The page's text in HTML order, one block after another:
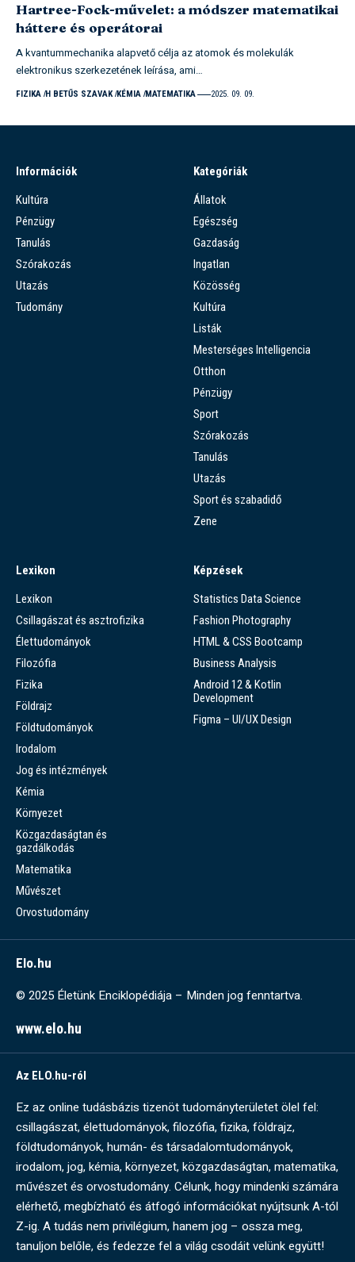
Hartree-Fock-művelet: a módszer matematikai
háttere és operátorai
A kvantummechanika alapvető célja az atomok és molekulák
elektronikus szerkezetének leírása, ami…
FIZIKA H BETŰS SZAVAK KÉMIA MATEMATIKA 2025. 09. 09.
Információk
Kultúra
Pénzügy
Tanulás
Szórakozás
Utazás
Tudomány
Kategóriák
Állatok
Egészség
Gazdaság
Ingatlan
Közösség
Kultúra
Listák
Mesterséges Intelligencia
Otthon
Pénzügy
Sport
Szórakozás
Tanulás
Utazás
Sport és szabadidő
Zene
Lexikon
Lexikon
Csillagászat és asztrofizika
Élettudományok
Filozófia
Fizika
Földrajz
Földtudományok
Irodalom
Jog és intézmények
Kémia
Környezet
Közgazdaságtan és
gazdálkodás
Matematika
Művészet
Orvostudomány
Képzések
Statistics Data Science
Fashion Photography
HTML & CSS Bootcamp
Business Analysis
Android 12 & Kotlin
Development
Figma – UI/UX Design
Elo.hu
© 2025 Életünk Enciklopédiája – Minden jog fenntartva.
www.elo.hu
Az ELO.hu-ról
Ez az online tudásbázis tizenöt tudományterületet ölel fel:
csillagászat, élettudományok, filozófia, fizika, földrajz,
földtudományok, humán- és társadalomtudományok,
irodalom, jog, kémia, környezet, közgazdaságtan, matematika,
művészet és orvostudomány. Célunk, hogy mindenki számára
elérhető, megbízható és átfogó információkat nyújtsunk A-tól
Z-ig. A tudás nem privilégium, hanem jog – ossza meg,
tanuljon belőle, és fedezze fel a világ csodáit velünk együtt!